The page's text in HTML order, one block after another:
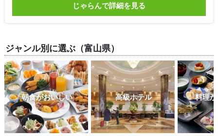
じゃらんで詳細を見る
ジャンル別に選ぶ（富山県）
朝食がおいしい 高級ホテル 料理